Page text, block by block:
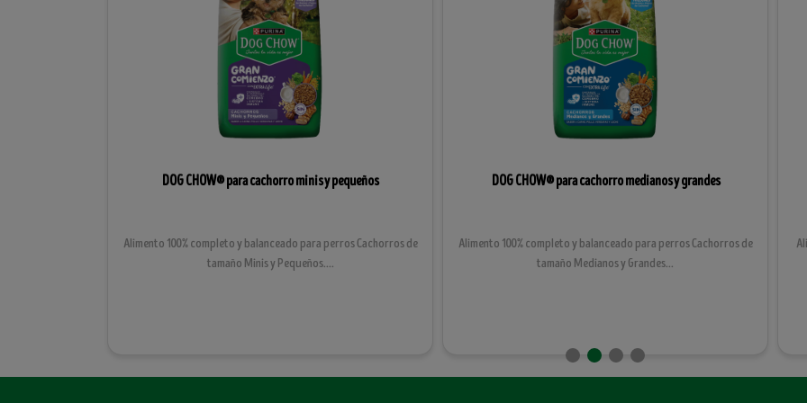
DOG CHOW® para cachorro minis y pequeños
Alimento 100% completo y balanceado para perros Cachorros de
tamaño Minis y Pequeños....
DOG CHOW® para cachorro medianos y grandes
Alimento 100% completo y balanceado para perros Cachorros de
tamaño Medianos y Grandes...